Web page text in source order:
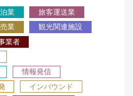
業
旅客運送業
業
観光関連施設
業者
情報発信
インバウンド